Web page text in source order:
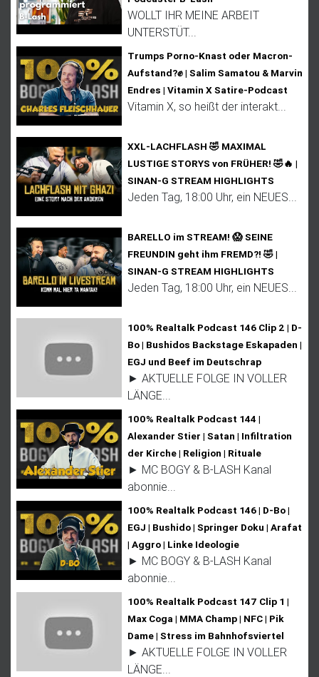
WOLLT IHR MEINE ARBEIT
UNTERSTÜT...
Trumps Porno-Knast oder Macron-
Aufstand?✊ | Salim Samatou & Marvin
Endres | Vitamin X Satire-Podcast
Vitamin X, so heißt der interakt...
XXL-LACHFLASH 🤣 MAXIMAL
LUSTIGE STORYS von FRÜHER! 🤣🔥 |
SINAN-G STREAM HIGHLIGHTS
Jeden Tag, 18:00 Uhr, ein NEUES...
BARELLO im STREAM! 😱 SEINE
FREUNDIN geht ihm FREMD?! 🤣 |
SINAN-G STREAM HIGHLIGHTS
Jeden Tag, 18:00 Uhr, ein NEUES...
100% Realtalk Podcast 146 Clip 2 | D-
Bo | Bushidos Backstage Eskapaden |
EGJ und Beef im Deutschrap
► AKTUELLE FOLGE IN VOLLER
LÄNGE...
100% Realtalk Podcast 144 |
Alexander Stier | Satan | Infiltration
der Kirche | Religion | Rituale
► MC BOGY & B-LASH Kanal
abonnie...
100% Realtalk Podcast 146 | D-Bo |
EGJ | Bushido | Springer Doku | Arafat
| Aggro | Linke Ideologie
► MC BOGY & B-LASH Kanal
abonnie...
100% Realtalk Podcast 147 Clip 1 |
Max Coga | MMA Champ | NFC | Pik
Dame | Stress im Bahnhofsviertel
► AKTUELLE FOLGE IN VOLLER
LÄNGE...